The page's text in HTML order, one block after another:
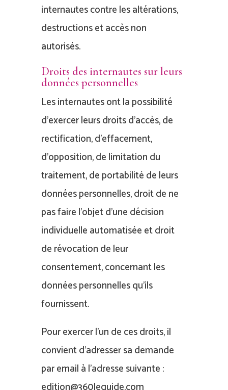
internautes contre les altérations,
destructions et accès non
autorisés.
Droits des internautes sur leurs
données personnelles
Les internautes ont la possibilité
d’exercer leurs droits d’accès, de
rectification, d’effacement,
d’opposition, de limitation du
traitement, de portabilité de leurs
données personnelles, droit de ne
pas faire l’objet d’une décision
individuelle automatisée et droit
de révocation de leur
consentement, concernant les
données personnelles qu’ils
fournissent.
Pour exercer l’un de ces droits, il
convient d’adresser sa demande
par email à l’adresse suivante :